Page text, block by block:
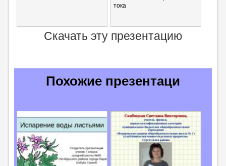
тока
Скачать эту презентацию
Похожие презентаци